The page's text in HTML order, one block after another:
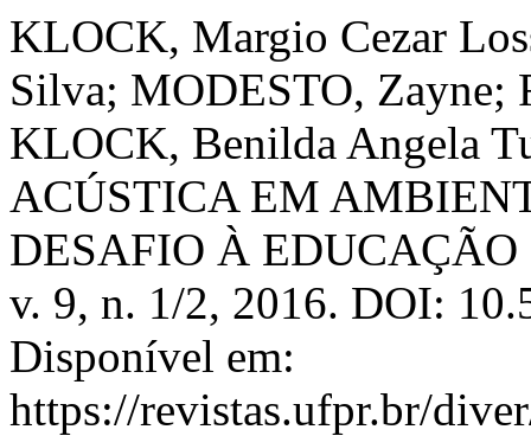
KLOCK, Margio Cezar
Silva; MODESTO, Zayne;
KLOCK, Benilda Angela
ACÚSTICA EM
DESAFIO À
v. 9, n. 1/2, 2016. DOI:
Disponível em:
https://revistas.ufpr.br/